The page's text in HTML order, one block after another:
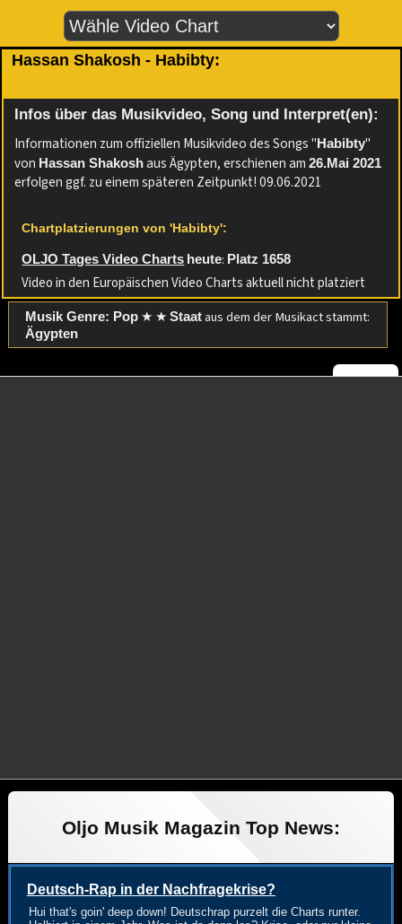
Hassan Shakosh - Habibty:
Infos über das Musikvideo, Song und Interpret(en):
Informationen zum offiziellen Musikvideo des Songs "Habibty"
von Hassan Shakoshaus Ägypten, erschienen am 26.Mai 2021
erfolgen ggf. zu einem späteren Zeitpunkt! 09.06.2021
Chartplatzierungen von 'Habibty':
OLJO Tages Video Charts heute: Platz 1658
Video in den Europäischen Video Charts aktuell nicht platziert
Musik Genre: Pop★ ★ Staataus dem der Musikact stammt:
Ägypten
Oljo Musik Magazin Top News:
Deutsch-Rap in der Nachfragekrise?
Hui that's goin' deep down! Deutschrap purzelt die Charts runter.